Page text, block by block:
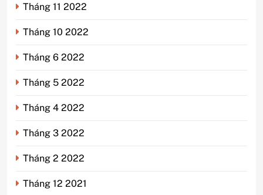
Tháng 11 2022
Tháng 10 2022
Tháng 6 2022
Tháng 5 2022
Tháng 4 2022
Tháng 3 2022
Tháng 2 2022
Tháng 12 2021